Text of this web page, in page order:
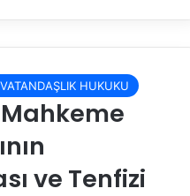
HUKUKU
ve Tenfizi